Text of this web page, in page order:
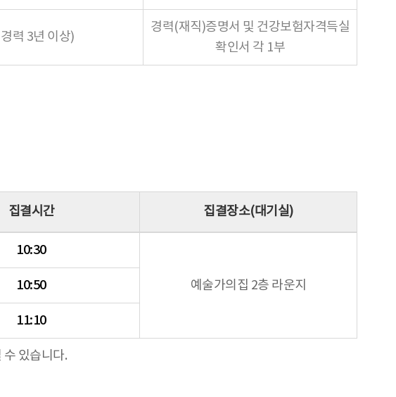
력 3년 이상)
경력(재직)증명서 및 건강보험자격득실
확인서 각 1부
집결시간 집결장소(대기실)
10:30
예술가의집 2층 라운지
10:50
11:10
있습니다.